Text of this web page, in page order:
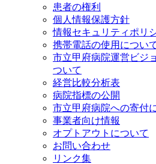
患者の権利
個人情報保護方針
情報セキュリティポリ
携帯電話の使用につい
市立甲府病院運営ビジ
ついて
経営比較分析表
病院指標の公開
市立甲府病院への寄付
事業者向け情報
オプトアウトについて
お問い合わせ
リンク集